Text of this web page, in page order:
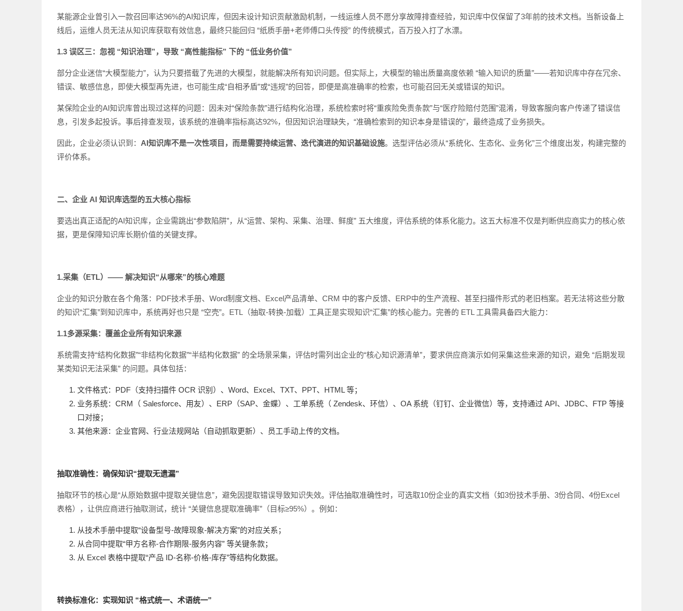
某能源企业曾引入一款召回率达96%的AI知识库，但因未设计知识贡献激励机制，一线运维人员不愿分享故障排查经验，知识库中仅保留了3年前的技术文档。当新设备上
线后，运维人员无法从知识库获取有效信息，最终只能回归 “纸质手册+老师傅口头传授” 的传统模式，百万投入打了水漂。
1.3 误区三：忽视 “知识治理”，导致 “高性能指标” 下的 “低业务价值”
部分企业迷信“大模型能力”，认为只要搭载了先进的大模型，就能解决所有知识问题。但实际上，大模型的输出质量高度依赖 “输入知识的质量”——若知识库中存在冗余、
错误、敏感信息，即使大模型再先进，也可能生成“自相矛盾”或“违规”的回答，即便是高准确率的检索，也可能召回无关或错误的知识。
某保险企业的AI知识库曾出现过这样的问题：因未对“保险条款”进行结构化治理，系统检索时将“重疾险免责条款”与“医疗险赔付范围”混淆，导致客服向客户传递了错误信
息，引发多起投诉。事后排查发现，该系统的准确率指标高达92%，但因知识治理缺失，“准确检索到的知识本身是错误的”，最终造成了业务损失。
因此，企业必须认识到： AI知识库不是一次性项目，而是需要持续运营、迭代演进的知识基础设施。选型评估必须从“系统化、生态化、业务化”三个维度出发，构建完整的
评价体系。
二、 企业 AI 知识库选型的五大核心指标
要选出真正适配的AI知识库，企业需跳出“参数陷阱”，从“运营、架构、采集、治理、鲜度” 五大维度，评估系统的体系化能力。这五大标准不仅是判断供应商实力的核心依
据，更是保障知识库长期价值的关键支撑。
1.采集（ETL）—— 解决知识“从哪来”的核心难题
企业的知识分散在各个角落：PDF技术手册、Word制度文档、Excel产品清单、CRM 中的客户反馈、ERP中的生产流程、甚至扫描件形式的老旧档案。若无法将这些分散
的知识“汇集”到知识库中，系统再好也只是 “空壳”。ETL（抽取-转换-加载）工具正是实现知识“汇集”的核心能力。完善的 ETL 工具需具备四大能力：
1.1多源采集：覆盖企业所有知识来源
系统需支持“结构化数据”“非结构化数据”“半结构化数据” 的全场景采集，评估时需列出企业的“核心知识源清单”，要求供应商演示如何采集这些来源的知识，避免 “后期发现
某类知识无法采集” 的问题。具体包括：
文件格式：PDF（支持扫描件 OCR 识别）、Word、Excel、TXT、PPT、HTML 等；
业务系统：CRM（ Salesforce、用友）、ERP（SAP、金蝶）、工单系统（ Zendesk、环信）、OA 系统（钉钉、企业微信）等，支持通过 API、JDBC、FTP 等接
口对接；
其他来源：企业官网、行业法规网站（自动抓取更新）、员工手动上传的文档。
抽取准确性：确保知识“提取无遗漏”
抽取环节的核心是“从原始数据中提取关键信息”，避免因提取错误导致知识失效。评估抽取准确性时，可选取10份企业的真实文档（如3份技术手册、3份合同、4份Excel
表格），让供应商进行抽取测试，统计 “关键信息提取准确率”（目标≥95%）。例如：
从技术手册中提取“设备型号-故障现象-解决方案”的对应关系；
从合同中提取“甲方名称-合作期限-服务内容” 等关键条款；
从 Excel 表格中提取“产品 ID-名称-价格-库存”等结构化数据。
转换标准化：实现知识 “格式统一、术语统一”